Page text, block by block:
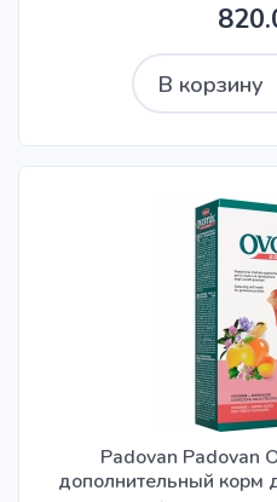
В корзину
Padovan Padovan
дополнительный корм